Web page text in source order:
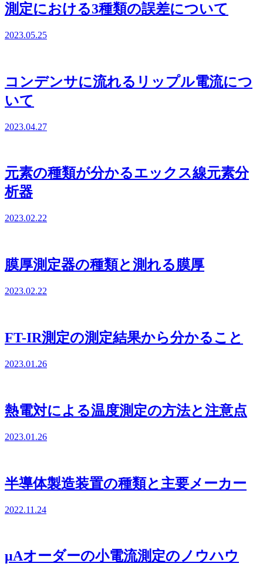
測定における3種類の誤差について
2023.05.25
コンデンサに流れるリップル電流につ
いて
2023.04.27
元素の種類が分かるエックス線元素分
析器
2023.02.22
膜厚測定器の種類と測れる膜厚
2023.02.22
FT-IR測定の測定結果から分かること
2023.01.26
熱電対による温度測定の方法と注意点
2023.01.26
半導体製造装置の種類と主要メーカー
2022.11.24
μAオーダーの小電流測定のノウハウ